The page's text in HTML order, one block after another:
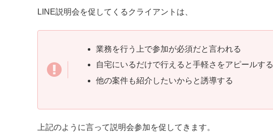
LINE説明会を促してくるクライアントは、
業務を行う上で参加が必須だと言われる
自宅にいるだけで行えると手軽さをアピールする
他の案件も紹介したいからと誘導する
上記のように言って説明会参加を促してきます。